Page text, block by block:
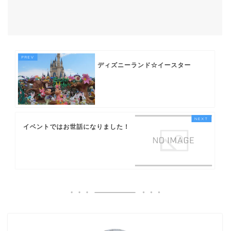
ディズニーランド☆イースター
イベントではお世話になりました！